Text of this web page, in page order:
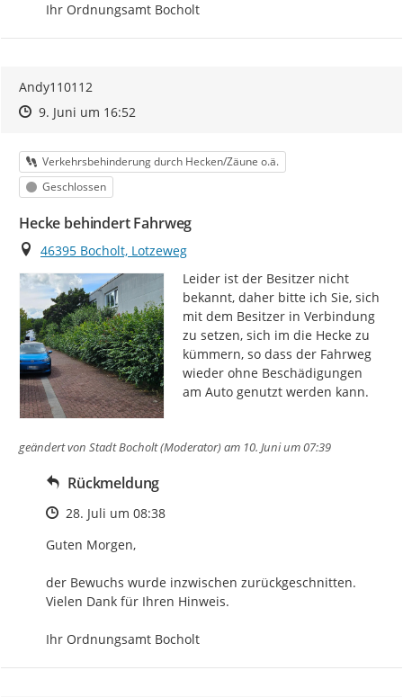
Ihr Ordnungsamt Bocholt
Andy110112
Zeitpunkt des Erstellens
Zeitpunkt des Erstellens
9. Juni um 16:52Zur Äußerung
Kategorie
Verkehrsbehinderung durch Hecken/Zäune o.ä.
Status
Geschlossen
Hecke behindert Fahrweg
Ort
46395 Bocholt, Lotzeweg
Leider ist der Besitzer nicht
bekannt, daher bitte ich Sie, sich
mit dem Besitzer in Verbindung
zu setzen, sich im die Hecke zu
kümmern, so dass der Fahrweg
wieder ohne Beschädigungen
am Auto genutzt werden kann.
geändert von Stadt Bocholt (Moderator)am 10. Juni um 07:39
Rückmeldung
Zeitpunkt des Erstellens
28. Juli um 08:38
Guten Morgen,
der Bewuchs wurde inzwischen zurückgeschnitten.
Vielen Dank für Ihren Hinweis.
Ihr Ordnungsamt Bocholt